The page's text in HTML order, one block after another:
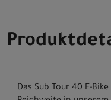
Das Sub Tour 40 E-